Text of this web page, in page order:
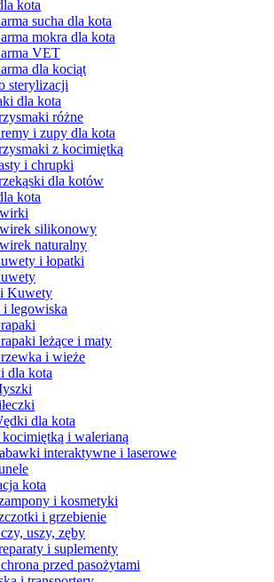
kota
sucha dla kota
mokra dla kota
VET
dla kociąt
sterylizacji
dla kota
różne
i zupy dla kota
z kocimiętką
i chrupki
dla kotów
kota
silikonowy
naturalny
i łopatki
Kuwety
i legowiska
leżące i maty
i wieże
dla kota
dla kota
i walerianą
interaktywne i laserowe
kota
i kosmetyki
i grzebienie
uszy, zęby
i suplementy
przed pasożytami